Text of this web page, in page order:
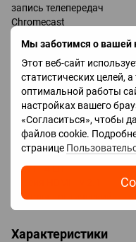
Мы заботимся о вашей
Этот веб-сайт
статистических целей,
оптимальной работы
настройках вашего
«Согласиться», чтобы
файлов cookie.
странице
запись телепередач
Chromecast
поддержка DLNA
управление голосом
Google Assistant
Разъемы
Входы USB 2 шт
LAN
композитный
HDMI 4 шт
Выходы оптический
Характеристики